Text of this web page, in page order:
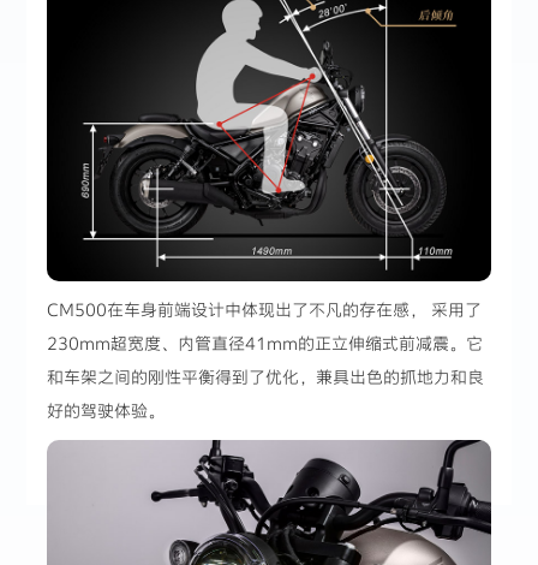
CM500在车身前端设计中体现出了不凡的存在感， 采用了
230mm超宽度、内管直径41mm的正立伸缩式前减震。它
和车架之间的刚性平衡得到了优化，兼具出色的抓地力和良
好的驾驶体验。